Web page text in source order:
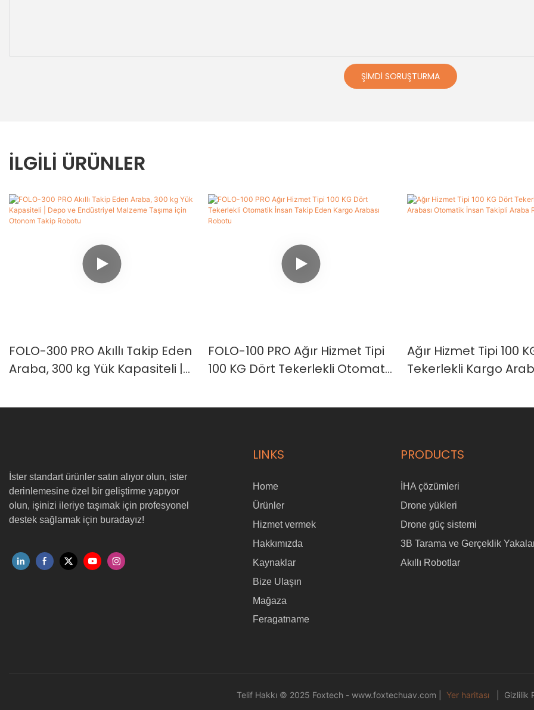
ŞIMDI SORUŞTURMA
İLGILI ÜRÜNLER
FOLO-300 PRO Akıllı Takip Eden
Araba, 300 kg Yük Kapasiteli |
Taşıma için Otonom Takip
FOLO-100 PRO Ağır Hizmet Tipi
100 KG Dört Tekerlekli Otomatik
Arabası Robotu
Ağır Hizmet Tipi 100
Tekerlekli Kargo
Robotu FOLO-100
İster standart ürünler satın alıyor olun, ister
derinlemesine özel bir geliştirme yapıyor
olun, işinizi ileriye taşımak için profesyonel
destek sağlamak için buradayız!
LINKS
Home
Ürünler
Hizmet vermek
Hakkımızda
Kaynaklar
Bize Ulaşın
Mağaza
Feragatname
PRODUCTS
İHA çözümleri
Drone yükleri
Drone güç sistemi
3B Tarama ve Gerçeklik
Akıllı Robotlar
Telif Hakkı © 2025 Foxtech - www.foxtechuav.com Yer haritası Gizlilik